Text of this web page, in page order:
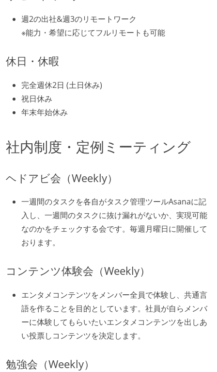
週2の出社&週3のリモートワーク
※能力・希望に応じてフルリモートも可能
休日・休暇
完全週休2日 (土日休み)
祝日休み
年末年始休み
社内制度・定例ミーティング
ヘドアビ会（Weekly）
一週間のタスクを各自がタスク管理ツールAsanaに記
入し、一週間のタスクに抜け漏れがないか、実現可能
なのかをチェックする会です。毎週月曜日に開催して
おります。
コンテンツ体験会（Weekly）
エンタメコンテンツをメンバー全員で体験し、共通言
語を作ることを目的としています。社員が自らメンバ
ーに体験してもらいたいエンタメコンテンツを出しあ
い投票しコンテンツを決定します。
勉強会（Weekly）